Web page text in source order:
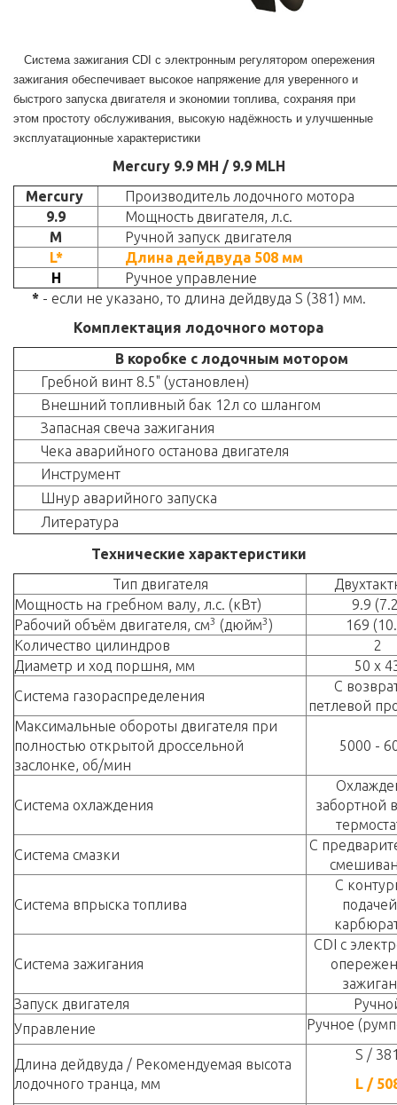
Система зажигания CDI с электронным регулятором опережения
зажигания обеспечивает высокое напряжение для уверенного и
быстрого запуска двигателя и экономии топлива, сохраняя при
этом простоту обслуживания, высокую надёжность и улучшенные
эксплуатационные характеристики
Mercury 9.9 MH / 9.9 MLH
Mercury
Производитель лодочного мотора
9.9
Мощность двигателя, л.с.
M
Ручной запуск двигателя
L*
Длина дейдвуда 508 мм
H
Ручное управление
*- если не указано, то длина дейдвуда S (381) мм.
Комплектация лодочного мотора
В коробке с лодочным мотором
Гребной винт 8.5" (установлен)
Внешний топливный бак 12л со шлангом
Запасная свеча зажигания
Чека аварийного останова двигателя
Инструмент
Шнур аварийного запуска
Литература
Технические характеристики
Тип двигателя
Мощность на гребном валу, л.с. (кВт)
9.9
Рабочий объём двигателя, см3 (дюйм3 )
169
Количество цилиндров
2
Диаметр и ход поршня, мм
50 x
Система газораспределения
С
петлевой
Максимальные обороты двигателя при
полностью открытой дроссельной
заслонке, об/мин
5000 -
Система охлаждения
забортной
Система смазки
С
Система впрыска топлива
С
Система зажигания
CDI с
Запуск двигателя
Управление
Ручное
Длина дейдвуда / Рекомендуемая высота
лодочного транца, мм
S /
L /